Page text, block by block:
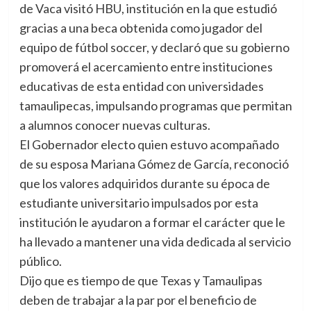
de Vaca visitó HBU, institución en la que estudió
gracias a una beca obtenida como jugador del
equipo de fútbol soccer, y declaró que su gobierno
promoverá el acercamiento entre instituciones
educativas de esta entidad con universidades
tamaulipecas, impulsando programas que permitan
a alumnos conocer nuevas culturas.
El Gobernador electo quien estuvo acompañado
de su esposa Mariana Gómez de García, reconoció
que los valores adquiridos durante su época de
estudiante universitario impulsados por esta
institución le ayudaron a formar el carácter que le
ha llevado a mantener una vida dedicada al servicio
público.
Dijo que es tiempo de que Texas y Tamaulipas
deben de trabajar a la par por el beneficio de